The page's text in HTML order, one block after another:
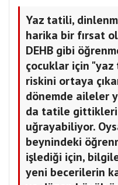
Yaz tatili,
harika bir fırsat
DEHB gibi
çocuklar için
riskini ortaya
dönemde aileler
da tatile
uğrayabiliyor.
beynindeki
işlediği için,
yeni becerilerin